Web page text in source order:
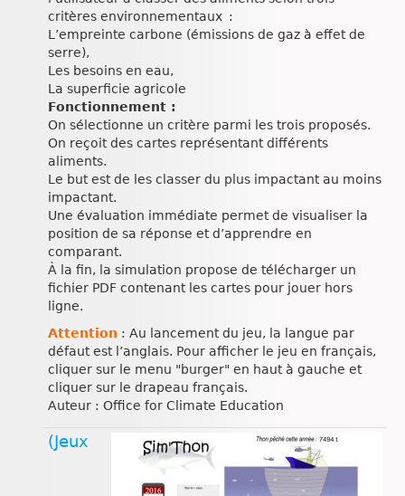
critères environnementaux :
L’empreinte carbone (émissions de gaz à effet de
serre),
Les besoins en eau,
La superficie agricole
Fonctionnement :
On sélectionne un critère parmi les trois proposés.
On reçoit des cartes représentant différents
aliments.
Le but est de les classer du plus impactant au moins
impactant.
Une évaluation immédiate permet de visualiser la
position de sa réponse et d’apprendre en
comparant.
À la fin, la simulation propose de télécharger un
fichier PDF contenant les cartes pour jouer hors
ligne.
Attention : Au lancement du jeu, la langue par
défaut est l’anglais. Pour afficher le jeu en français,
cliquer sur le menu "burger" en haut à gauche et
cliquer sur le drapeau français.
Auteur : Office for Climate Education
(Jeux